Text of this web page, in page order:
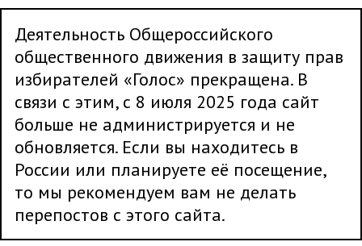
Деятельность Общероссийского
общественного движения в защиту прав
избирателей «Голос» прекращена. В
связи с этим, с 8 июля 2025 года сайт
больше не администрируется и не
обновляется. Если вы находитесь в
России или планируете её посещение,
то мы рекомендуем вам не делать
перепостов с этого сайта.